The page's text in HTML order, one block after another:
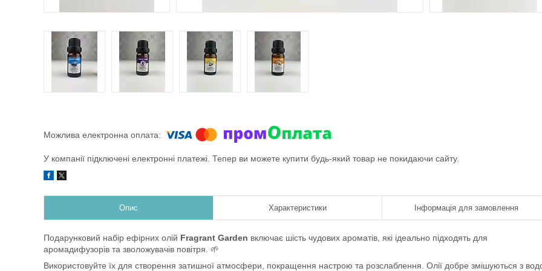
У компанії підключені електронні платежі. Тепер ви можете купити будь-який товар не покидаючи сайту.
Опис Характеристики Інформація для замовлення
Подарунковий набір ефірних олій Fragrant Garden включає шість чудових ароматів, які ідеально підходять для
аромадифузорів та зволожувачів повітря. 🌱
Використовуйте їх для створення затишної атмосфери, покращення настрою та розслаблення. Олії добре змішуються з